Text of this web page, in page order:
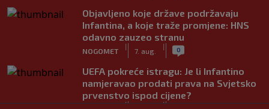
Objavljeno koje države podržavaju
Infantina, a koje traže promjene: HNS
odavno zauzeo stranu
NOGOMET
|
7. aug.
| 0
UEFA pokreće istragu: Je li Infantino
namjeravao prodati prava na Svjetsko
prvenstvo ispod cijene?
| |